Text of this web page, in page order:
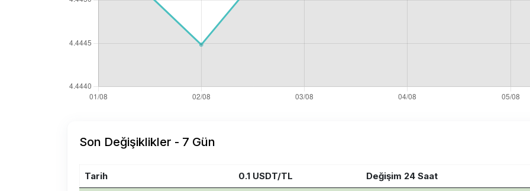
Son Değişiklikler - 7 Gün
Tarih 0.1 USDT/TL Değişim 24 Saat